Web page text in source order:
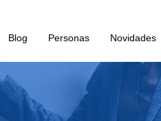
Blog Personas Novidades